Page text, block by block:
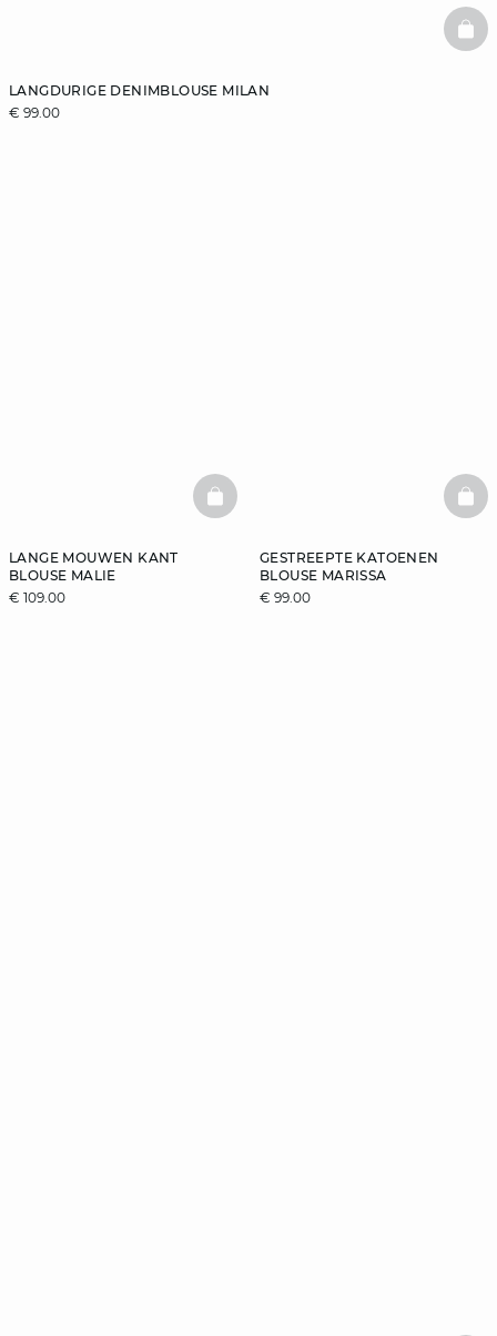
LANGDURIGE DENIMBLOUSE MILAN
€ 99.00
LANGE MOUWEN KANT
BLOUSE MALIE
€ 109.00
BASKETFULL
GESTREEPTE KATOENEN
BLOUSE MARISSA
€ 99.00